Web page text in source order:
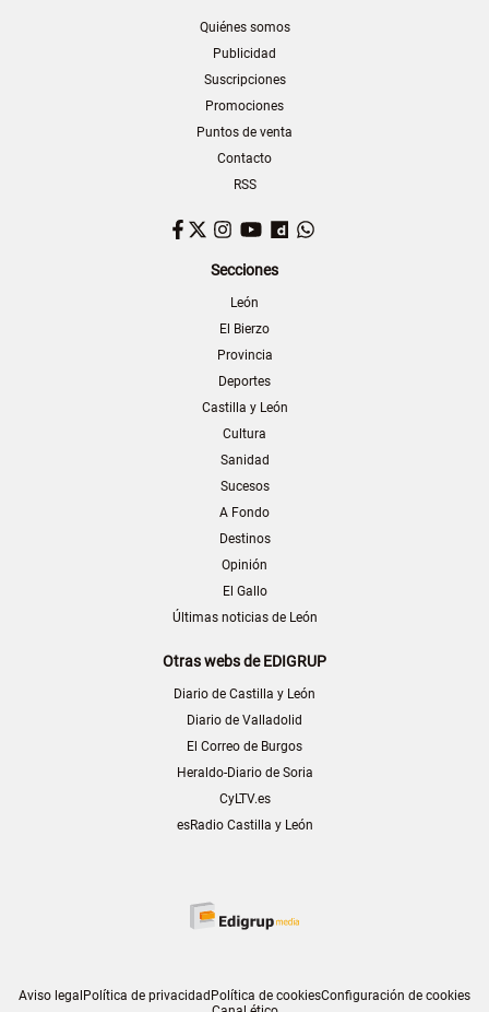
Quiénes somos
Publicidad
Suscripciones
Promociones
Puntos de venta
Contacto
RSS
Facebook
TwitterInstagram
YouTubeDailymotion
Secciones
León
El Bierzo
Provincia
Deportes
Castilla y León
Cultura
Sanidad
Sucesos
A Fondo
Destinos
Opinión
El Gallo
Últimas noticias de León
Otras webs de EDIGRUP
Diario de Castilla y León
Diario de Valladolid
El Correo de Burgos
Heraldo-Diario de Soria
CyLTV.es
esRadio Castilla y León
Aviso legalPolítica de privacidadPolítica de cookiesConfiguración de cookies